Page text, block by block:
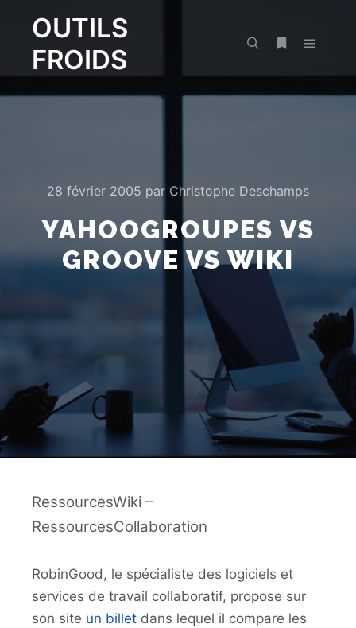
OUTILS
FROIDS
28 février 2005 par Christophe Deschamps
YAHOOGROUPES VS
GROOVE VS WIKI
RessourcesWiki –
RessourcesCollaboration
RobinGood, le spécialiste des logiciels et
services de travail collaboratif, propose sur
son site un billet dans lequel il compare les